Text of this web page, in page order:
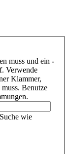
muss und ein -
Verwende
Klammer,
Benutze
wie